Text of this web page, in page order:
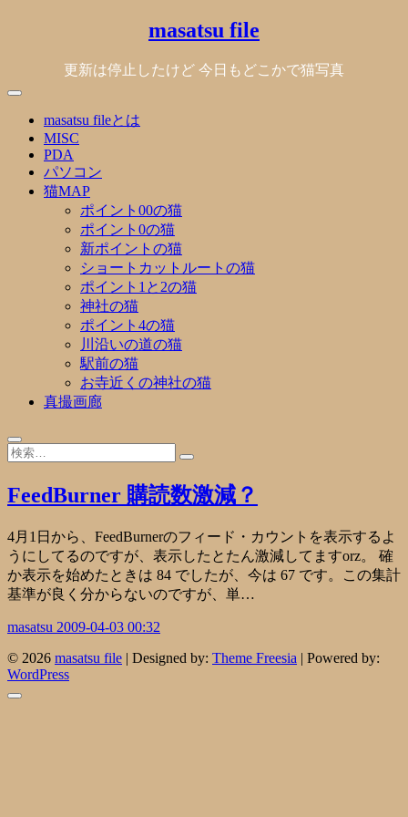
masatsu file
更新は停止したけど 今日もどこかで猫写真
masatsu fileとは
MISC
PDA
パソコン
猫MAP
ポイント00の猫
ポイント0の猫
新ポイントの猫
ショートカットルートの猫
ポイント1と2の猫
神社の猫
ポイント4の猫
川沿いの道の猫
駅前の猫
お寺近くの神社の猫
真撮画廊
FeedBurner 購読数激減？
4月1日から、FeedBurnerのフィード・カウントを表示するよ
うにしてるのですが、表示したとたん激減してますorz。 確
か表示を始めたときは 84 でしたが、今は 67 です。この集計
基準が良く分からないのですが、単…
masatsu 2009-04-03 00:32
© 2026 masatsu file | Designed by: Theme Freesia | Powered by:
WordPress